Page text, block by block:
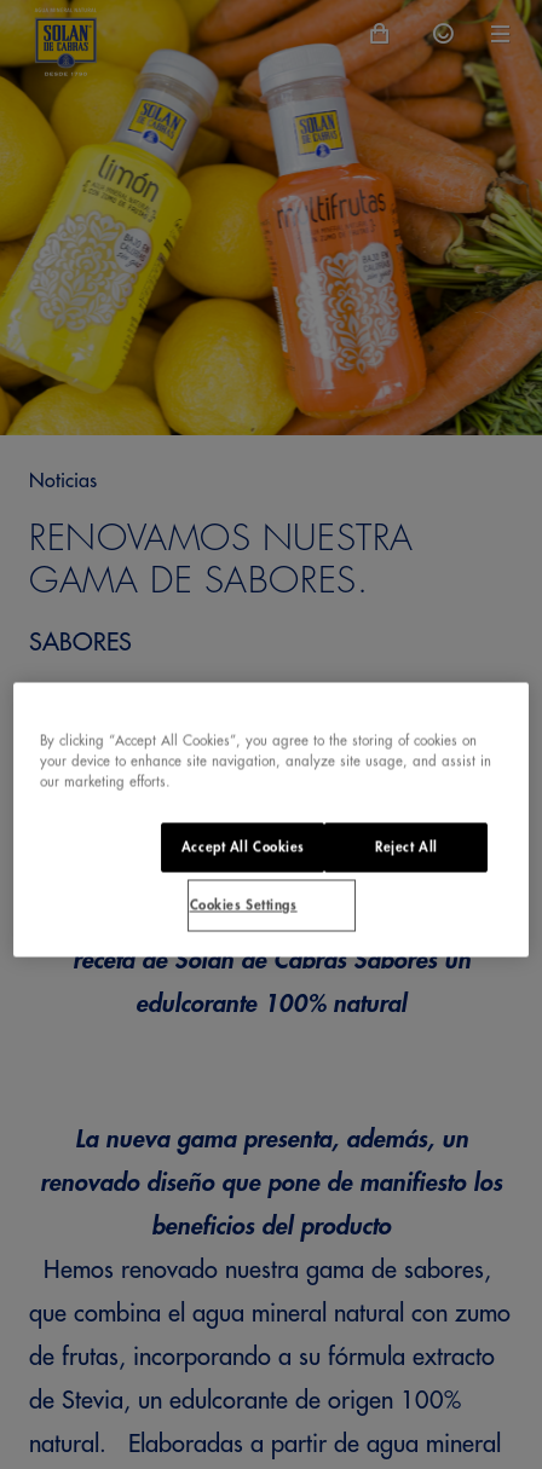
Noticias
RENOVAMOS NUESTRA
GAMA DE SABORES.
SABORES
En línea con nuestro compromiso con la
calidad y con el bienestar, incluimos en la
receta de Solán de Cabras Sabores un
edulcorante 100% natural
La nueva gama presenta, además, un
renovado diseño que pone de manifiesto los
beneficios del producto
Hemos renovado nuestra gama de sabores,
que combina el agua mineral natural con zumo
de frutas, incorporando a su fórmula extracto
de Stevia, un edulcorante de origen 100%
natural. Elaboradas a partir de agua mineral
By clicking “Accept All Cookies”, you agree to the storing of cookies on
your device to enhance site navigation, analyze site usage, and assist in
our marketing efforts.
Reject All
Accept All Cookies
Cookies Settings